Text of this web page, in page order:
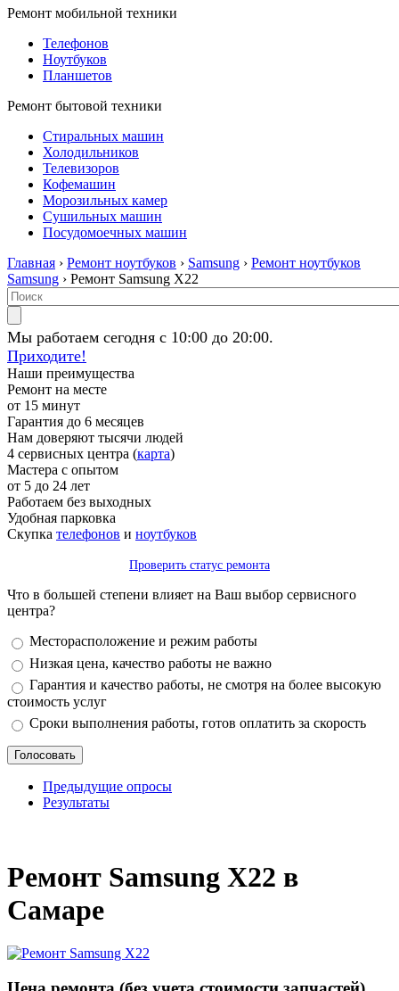
Ремонт мобильной техники
Телефонов
Ноутбуков
Планшетов
Ремонт бытовой техники
Стиральных машин
Холодильников
Телевизоров
Кофемашин
Морозильных камер
Сушильных машин
Посудомоечных машин
Главная › Ремонт ноутбуков › Samsung › Ремонт ноутбуков
Samsung › Ремонт Samsung X22
Мы работаем сегодня с 10:00 до 20:00.
Приходите!
Наши преимущества
Ремонт на месте
от 15 минут
Гарантия до 6 месяцев
Нам доверяют тысячи людей
4 сервисных центра (карта)
Мастера с опытом
от 5 до 24 лет
Работаем без выходных
Удобная парковка
Скупка телефонов и ноутбуков
Проверить статус ремонта
Что в большей степени влияет на Ваш выбор сервисного
центра?
Варианты
Месторасположение и режим работы
Низкая цена, качество работы не важно
Гарантия и качество работы, не смотря на более высокую
стоимость услуг
Сроки выполнения работы, готов оплатить за скорость
Предыдущие опросы
Результаты
Ремонт Samsung X22 в
Самаре